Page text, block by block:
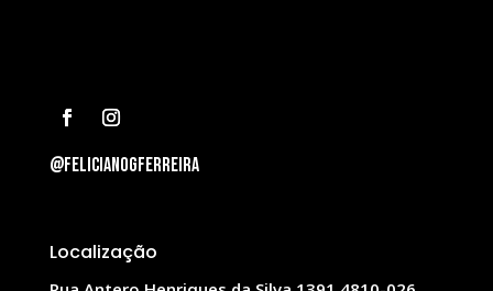
@felicianogferreira
Localização